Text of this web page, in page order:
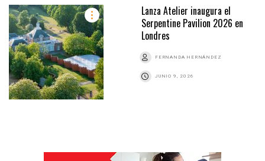
Lanza Atelier inaugura el
Serpentine Pavilion 2026 en
Londres
FERNANDA HERNÁNDEZ
JUNIO 9, 2026